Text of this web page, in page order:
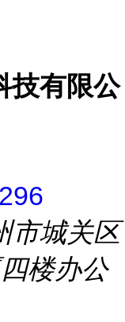
技有限公
市城关区
楼办公